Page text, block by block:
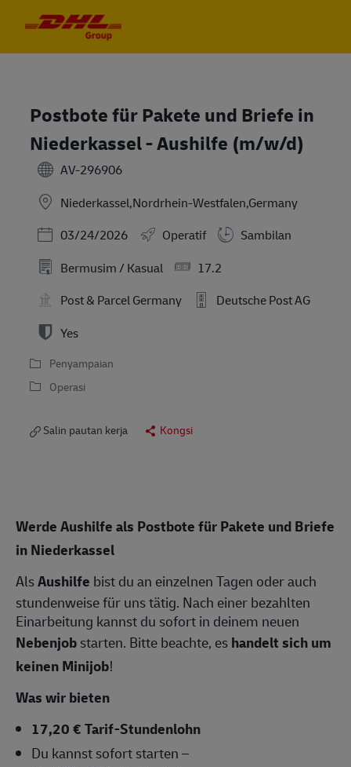
Postbote für Pakete und Briefe in
Niederkassel - Aushilfe (m/w/d)
AV-296906
Niederkassel,Nordrhein-Westfalen,Germany
Posted Date
03/24/2026 Operatif
Sambilan
Bermusim / Kasual
17.2
Post & Parcel Germany
Deutsche Post AG
Yes
Penyampaian
Operasi
Salin pautan kerja Kongsi
Werde Aushilfe als Postbote für Pakete und Briefe
inNiederkassel
AlsAushilfe bist du an einzelnen Tagen oder auch
stundenweise für uns tätig. Nach einer bezahlten
Einarbeitung kannst du sofort in deinem neuen
Nebenjobstarten. Bitte beachte, eshandelt sich um
keinen Minijob!
Was wir bieten
17,20 € Tarif-Stundenlohn
Du kannst sofort starten –